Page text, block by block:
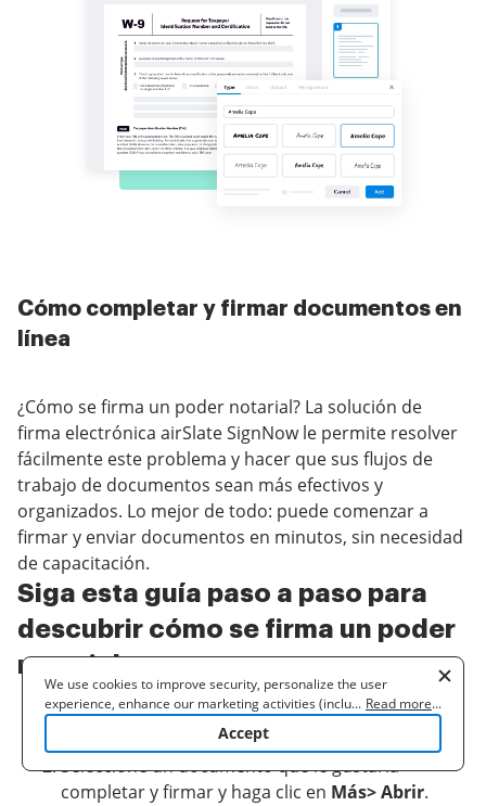
Cómo completar y firmar documentos en
línea
¿Cómo se firma un poder notarial? La solución de
firma electrónica airSlate SignNow le permite resolver
fácilmente este problema y hacer que sus flujos de
trabajo de documentos sean más efectivos y
organizados. Lo mejor de todo: puede comenzar a
firmar y enviar documentos en minutos, sin necesidad
de capacitación.
Siga esta guía paso a paso para
descubrir cómo se firma un poder
notarial
Crear su cuenta de airSlate SignNow y cargar un
documento y plantilla, o grupo de documentos.
Seleccione un documento que le gustaría
completar y firmar y haga clic en Más> Abrir.
We use cookies to improve security, personalize the user
experience, enhance our marketing activities (including
cooperating with our 3rd party partners) and for other business
to learn more. By clicking "Accept"
... Read more...
Accept